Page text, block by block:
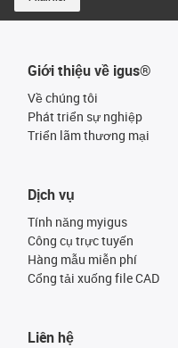
Giới thiệu về igus®
Về chúng tôi
Phát triển sự nghiệp
Triển lãm thương mại
Dịch vụ
Tính năng myigus
Công cụ trực tuyến
Hàng mẫu miễn phí
Cổng tải xuống file CAD
Liên hệ